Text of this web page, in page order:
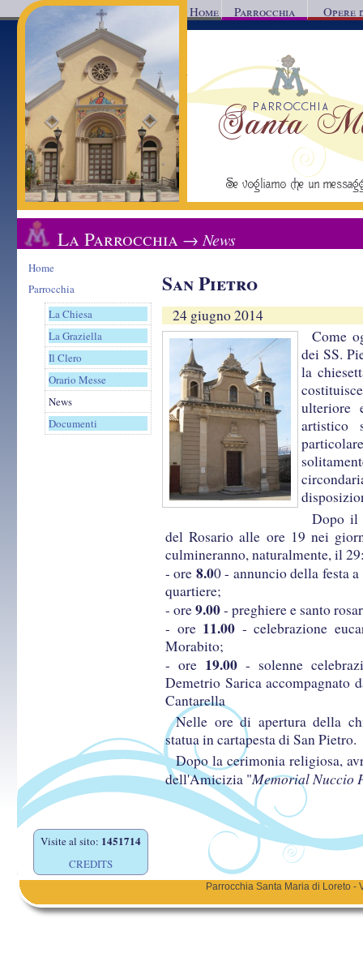
Home Parrocchia Opere
Parrocchia Santa
Reggio Calabria
Se vogliamo che un
La Parrocchia → News
Home
Parrocchia
La Chiesa
La Graziella
Il Clero
Orario Messe
News
Documenti
San Pietro
24 giugno 2014
Come
dei SS.
la
ulteriore
artistico
Dopo il
del Rosario alle ore 19 nei
culmineranno, naturalmente, il
- ore 8.00 - annuncio della festa
quartiere;
- ore9.00- preghiere e santo
- ore 11.00 - celebrazione
Morabito;
- ore 19.00 - solenne
Demetrio Sarica accompagnato
Cantarella
Nelle ore di apertura della
statua in cartapesta di San Pietro.
Dopo la cerimonia religiosa,
dell'Amicizia "Memorial Nuccio
Visite al sito: 1451714
CREDITS
Parrocchia Santa Maria di Loreto -